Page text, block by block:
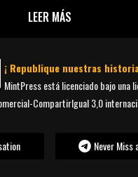
LEER MÁS
¡ Republique nuestras
MintPress está licenciado bajo una
CompartirIgual 3,0
Never Miss